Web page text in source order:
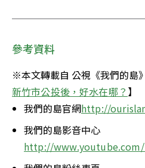
參考資料
※本文轉載自 公視《我們的島
新竹市公投後，好水在哪？ 】
我們的島官網http://
我們的島影音中心
http://www.youtube.com/